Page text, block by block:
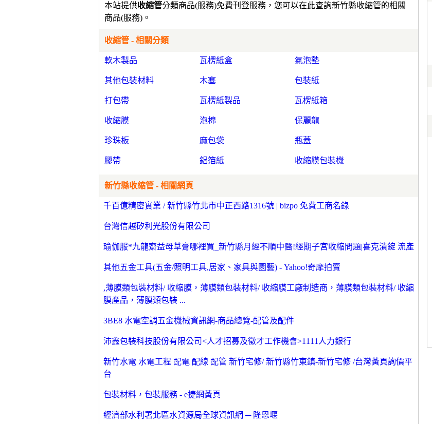
本站提供收縮管分類商品(服務)免費刊登服務，您可以在此查詢新竹縣收縮管的相關
商品(服務)。
收縮管 - 相關分類
軟木製品 瓦楞紙盒 氣泡墊
其他包裝材料 木塞 包裝紙
打包帶 瓦楞紙製品 瓦楞紙箱
收縮膜 泡棉 保麗龍
珍珠板 麻包袋 瓶蓋
膠帶 鋁箔紙 收縮膜包裝機
新竹縣收縮管 - 相關網頁
千百億精密實業 / 新竹縣竹北市中正西路1316號 | bizpo 免費工商名錄
台灣信越矽利光股份有限公司
瑜伽服*九龍齋益母草膏哪裡買_新竹縣月經不順中醫!經期子宮收縮問題|喜克潰錠 流產
其他五金工具(五金/照明工具,居家、家具與園藝) - Yahoo!奇摩拍賣
,薄膜類包裝材料/ 收縮膜，薄膜類包裝材料/ 收縮膜工廠制造商，薄膜類包裝材料/ 收縮
膜產品，薄膜類包裝 ...
3BE8 水電空調五金機械資訊網-商品總覽-配管及配件
沛鑫包裝科技股份有限公司<人才招募及徵才工作機會>1111人力銀行
新竹水電 水電工程 配電 配線 配管 新竹宅修/ 新竹縣竹東鎮-新竹宅修 /台灣黃頁詢價平
台
包裝材料，包裝服務 - e捷網黃頁
經濟部水利署北區水資源局全球資訊網 ─ 隆恩堰